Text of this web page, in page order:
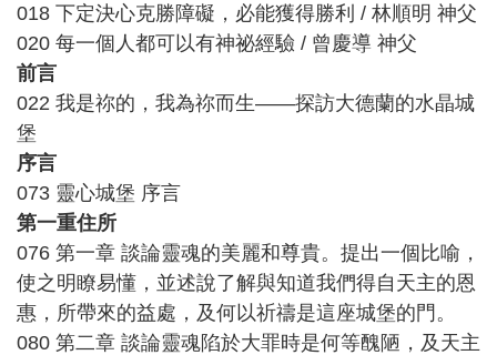
018 下定決心克勝障礙，必能獲得勝利 / 林順明 神父
020 每一個人都可以有神祕經驗 / 曾慶導 神父
前言
022 我是祢的，我為祢而生——探訪大德蘭的水晶城
堡
序言
073 靈心城堡 序言
第一重住所
076 第一章 談論靈魂的美麗和尊貴。提出一個比喻，
使之明瞭易懂，並述說了解與知道我們得自天主的恩
惠，所帶來的益處，及何以祈禱是這座城堡的門。
080 第二章 談論靈魂陷於大罪時是何等醜陋，及天主